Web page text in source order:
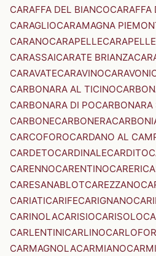
CARAFFA DEL BIANCOCARAFFA
CARAGLIOCARAMAGNA
CARANOCARAPELLE
CARASSAICARATE BRIANZA
CARAVATECARAVINO
CARBONARA AL TICINO
CARBONARA DI POCARBONARA
CARBONECARBONERA
CARCOFOROCARDANO AL
CARDETOCARDINALECARDITO
CARENNOCARENTINOCARERI
CARESANABLOTCAREZZANO
CARIATICARIFECARIGNANO
CARINOLACARISIOCARISOLO
CARLENTINICARLINO
CARMAGNOLACARMIANO